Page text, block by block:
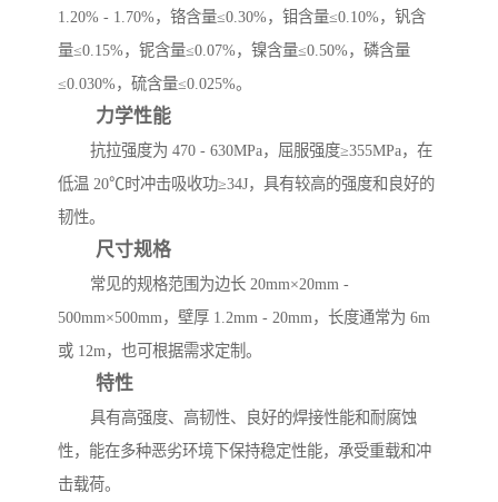
1.20% - 1.70%，铬含量≤0.30%，钼含量≤0.10%，钒含
量≤0.15%，铌含量≤0.07%，镍含量≤0.50%，磷含量
≤0.030%，硫含量≤0.025%。
力学性能
抗拉强度为 470 - 630MPa，屈服强度≥355MPa，在
低温 20℃时冲击吸收功≥34J，具有较高的强度和良好的
韧性。
尺寸规格
常见的规格范围为边长 20mm×20mm -
500mm×500mm，壁厚 1.2mm - 20mm，长度通常为 6m
或 12m，也可根据需求定制。
特性
具有高强度、高韧性、良好的焊接性能和耐腐蚀
性，能在多种恶劣环境下保持稳定性能，承受重载和冲
击载荷。